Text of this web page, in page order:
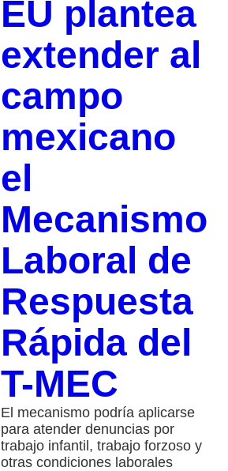
EU plantea
extender al
campo
mexicano
el
Mecanismo
Laboral de
Respuesta
Rápida del
T-MEC
El mecanismo podría aplicarse
para atender denuncias por
trabajo infantil, trabajo forzoso y
otras condiciones laborales